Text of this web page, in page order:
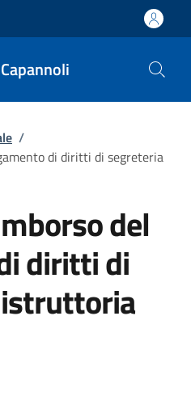
/
di diritti di segreteria
del
diritti di